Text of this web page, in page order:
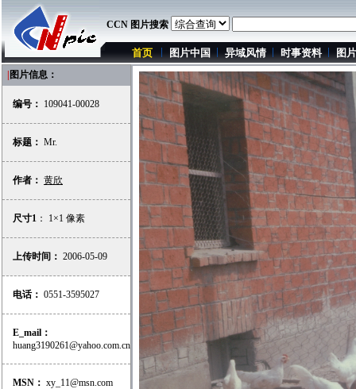
CCN 图片搜索
首页 图片中国 异域风情 时事资料 图
图片信息：
编号： 109041-00028
标题： Mr.
作者： 黄欣
尺寸1 ： 1×1 像素
上传时间： 2006-05-09
电话： 0551-3595027
E_mail：
huang3190261@yahoo.com.cn
MSN： xy_11@msn.com